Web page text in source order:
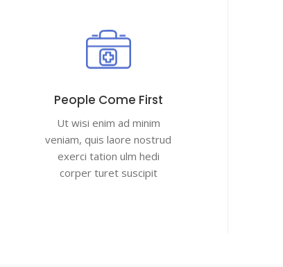
People Come First
Ut wisi enim ad minim
veniam, quis laore nostrud
exerci tation ulm hedi
corper turet suscipit